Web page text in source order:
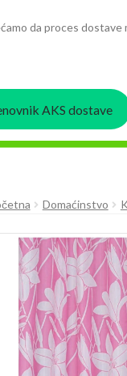
da proces dostave
AKS dostave
Domaćinstvo